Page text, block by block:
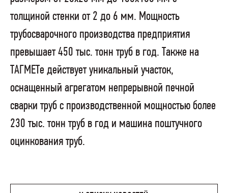
толщиной стенки от 2 до 6 мм. Мощность
трубосварочного производства предприятия
превышает 450 тыс. тонн труб в год. Также на
ТАГМЕТе действует уникальный участок,
оснащенный агрегатом непрерывной печной
сварки труб с производственной мощностью более
230 тыс. тонн труб в год и машина поштучного
оцинкования труб.